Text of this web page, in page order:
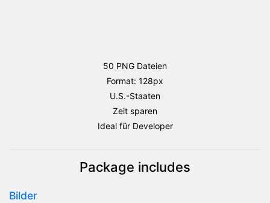
50 PNG Dateien
Format: 128px
U.S.-Staaten
Zeit sparen
Ideal für Developer
Package includes
Bilder